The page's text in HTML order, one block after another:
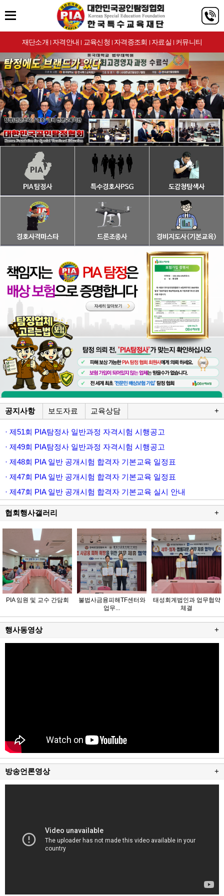
재단소개 | 자격안내 | 교육신청 | 자격증조회 | 자료실 | 커뮤니티
공지사항 보도자료 교육상담 +
· 제51회 PIA탐정사 일반과정 자격시험 시행공고
· 제49회 PIA탐정사 일반과정 자격시험 시행공고
· 제48회 PIA 일반 공개시험 합격자 기본교육 일정표
· 제47회 PIA 일반 공개시험 합격자 기본교육 일정표
· 제47회 PIA 일반 공개시험 합격자 기본교육 실시 안내
협회행사갤러리 +
PIA 임원 및 교수 간담회
불법사금융피해TF센터와
업무...
태성회계법인과 업무협약
체결
행사동영상 +
방송언론영상 +